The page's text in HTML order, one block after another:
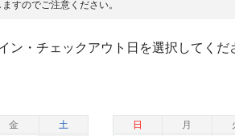
すのでご注意ください。
ン・チェックアウト日を選択してくだ
金 土 日 月